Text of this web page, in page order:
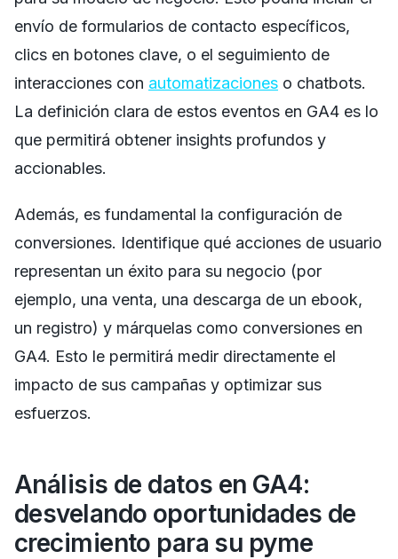
envío de formularios de contacto específicos,
clics en botones clave, o el seguimiento de
interacciones con automatizaciones o chatbots.
La definición clara de estos eventos en GA4 es lo
que permitirá obtener insights profundos y
accionables.
Además, es fundamental la configuración de
conversiones. Identifique qué acciones de usuario
representan un éxito para su negocio (por
ejemplo, una venta, una descarga de un ebook,
un registro) y márquelas como conversiones en
GA4. Esto le permitirá medir directamente el
impacto de sus campañas y optimizar sus
esfuerzos.
Análisis de datos en GA4:
desvelando oportunidades de
crecimiento para su pyme